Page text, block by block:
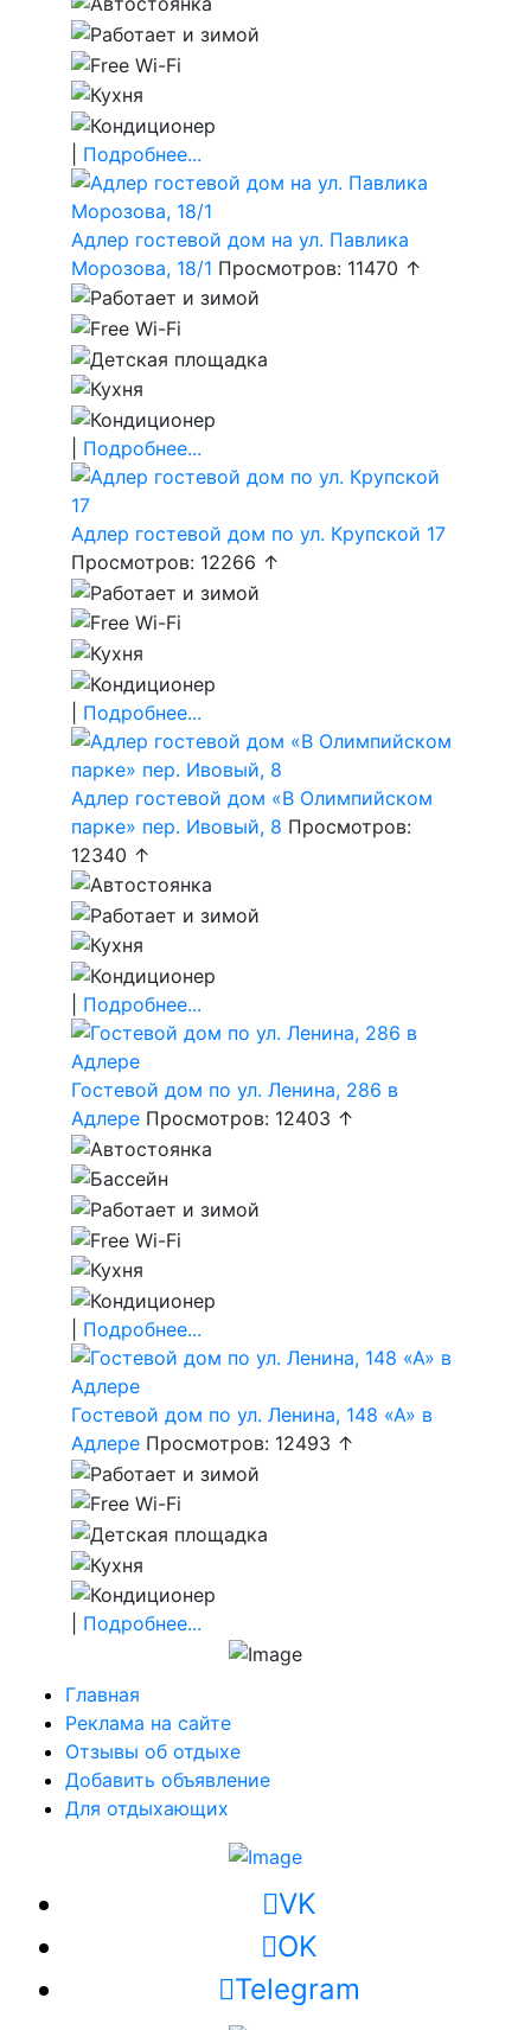
Подробнее...
Адлер гостевой дом на ул. Павлика
Морозова, 18/1 Просмотров: 11470 ↑
Подробнее...
Адлер гостевой дом по ул. Крупской 17
Просмотров: 12266 ↑
Подробнее...
Адлер гостевой дом «В Олимпийском
парке» пер. Ивовый, 8 Просмотров:
12340 ↑
Подробнее...
Гостевой дом по ул. Ленина, 286 в
Адлере Просмотров: 12403 ↑
Подробнее...
Гостевой дом по ул. Ленина, 148 «А» в
Адлере Просмотров: 12493 ↑
Подробнее...
Главная
Реклама на сайте
Отзывы об отдыхе
Добавить объявление
Для отдыхающих
VK
OK
Telegram